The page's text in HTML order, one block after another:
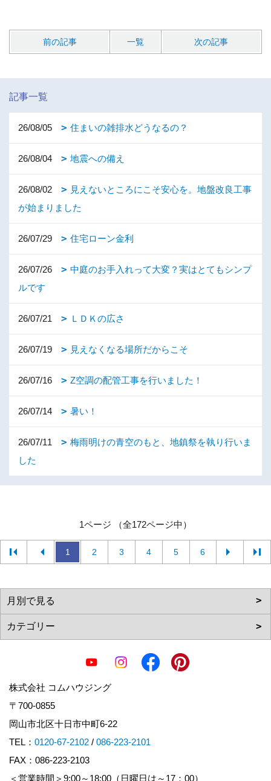
前の記事 一覧 次の記事
記事一覧
26/08/05 住まいの雑排水どうなるの？
26/08/04 地震への備え
26/08/02
見えないところにこそ安心を。地盤改良工事
が始まりました
26/07/29 住宅ローン金利
26/07/26
中庭のお手入れって大変？実はとてもシンプ
ルです
26/07/21 ＬＤＫの広さ
26/07/19 見えなくなる場所だからこそ
26/07/16 Z空調の配管工事を行いました！
26/07/14 暑い！
26/07/11
梅雨明けの青空のもと、地鎮祭を執り行いま
した
1ページ （全172ページ中）
1 2 3 4 5 6
株式会社 コムハウジング
〒700-0855
岡山市北区十日市中町6-22
TEL： 0120-67-2102 / 086-223-2101
FAX：086-223-2103
＜営業時間＞9:00～18:00（日曜日は～17：00）